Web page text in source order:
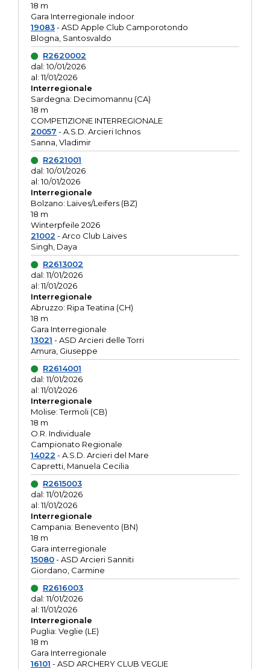
18 m
Gara Interregionale indoor
19083- ASD Apple Club Camporotondo
Blogna, Santosvaldo
R2620002
dal: 10/01/2026
al: 11/01/2026
Interregionale
Sardegna: Decimomannu (CA)
18 m
COMPETIZIONE INTERREGIONALE
20057 - A.S.D. Arcieri Ichnos
Sanna, Vladimir
R2621001
dal: 10/01/2026
al: 10/01/2026
Interregionale
Bolzano: Laives/Leifers (BZ)
18 m
Winterpfeile 2026
21002 - Arco Club Laives
Singh, Daya
R2613002
dal: 11/01/2026
al: 11/01/2026
Interregionale
Abruzzo: Ripa Teatina (CH)
18 m
Gara Interregionale
13021 - ASD Arcieri delle Torri
Amura, Giuseppe
R2614001
dal: 11/01/2026
al: 11/01/2026
Interregionale
Molise: Termoli (CB)
18 m
O.R. Individuale
Campionato Regionale
14022 - A.S.D. Arcieri del Mare
Capretti, Manuela Cecilia
R2615003
dal: 11/01/2026
al: 11/01/2026
Interregionale
Campania: Benevento (BN)
18 m
Gara interregionale
15080- ASD Arcieri Sanniti
Giordano, Carmine
R2616003
dal: 11/01/2026
al: 11/01/2026
Interregionale
Puglia: Veglie (LE)
18 m
Gara Interregionale
16101 - ASD ARCHERY CLUB VEGLIE